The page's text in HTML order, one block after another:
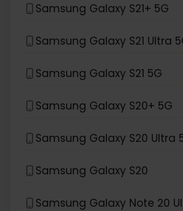
Samsung Galaxy S21+ 5G
Samsung Galaxy S21 Ultra
Samsung Galaxy S21 5G
Samsung Galaxy S20+ 5G
Samsung Galaxy S20 Ultra
Samsung Galaxy S20
Samsung Galaxy Note 20